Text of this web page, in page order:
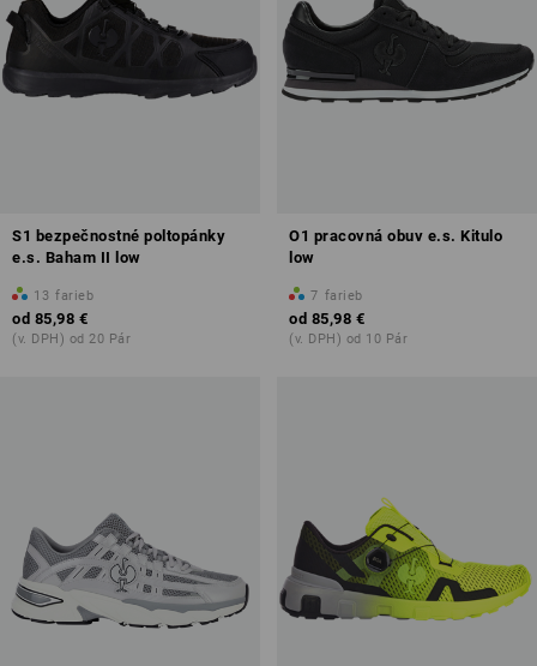
S1 bezpečnostné poltopánky
e.s. Baham II low
13 farieb
od 85,98 €
(v. DPH) od 20 Pár
O1 pracovná obuv e.s. Kitulo
low
7 farieb
od 85,98 €
(v. DPH) od 10 Pár